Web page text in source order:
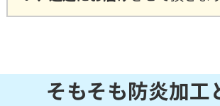
そもそも防炎加工